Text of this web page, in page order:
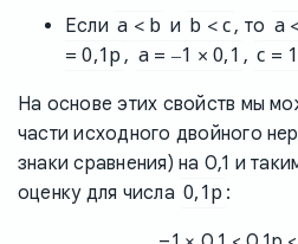
Если a < b и b < c , то a
= 0,1p , a = –1 × 0,1 , c =
На основе этих свойств мы
части исходного двойного
знаки сравнения) на 0,1 и
оценку для числа 0,1p :